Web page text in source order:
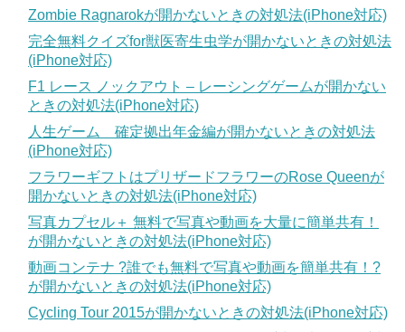
Zombie Ragnarokが開かないときの対処法(iPhone対応)
完全無料クイズfor獣医寄生虫学が開かないときの対処法
(iPhone対応)
F1 レース ノックアウト – レーシングゲームが開かない
ときの対処法(iPhone対応)
人生ゲーム 確定拠出年金編が開かないときの対処法
(iPhone対応)
フラワーギフトはプリザードフラワーのRose Queenが
開かないときの対処法(iPhone対応)
写真カプセル＋ 無料で写真や動画を大量に簡単共有！
が開かないときの対処法(iPhone対応)
動画コンテナ ?誰でも無料で写真や動画を簡単共有！?
が開かないときの対処法(iPhone対応)
Cycling Tour 2015が開かないときの対処法(iPhone対応)